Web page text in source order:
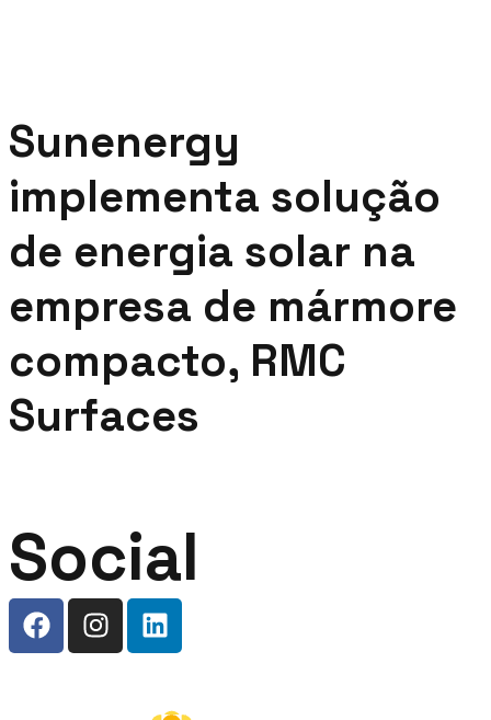
Sunenergy
implementa solução
de energia solar na
empresa de mármore
compacto, RMC
Surfaces
Social